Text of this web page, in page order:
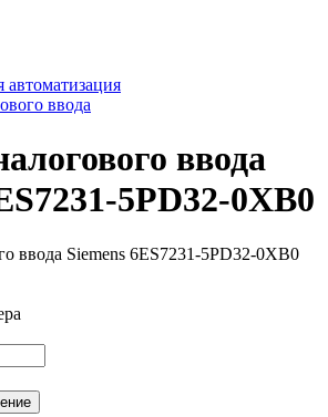
ввода
ввода
5PD32-0XB0